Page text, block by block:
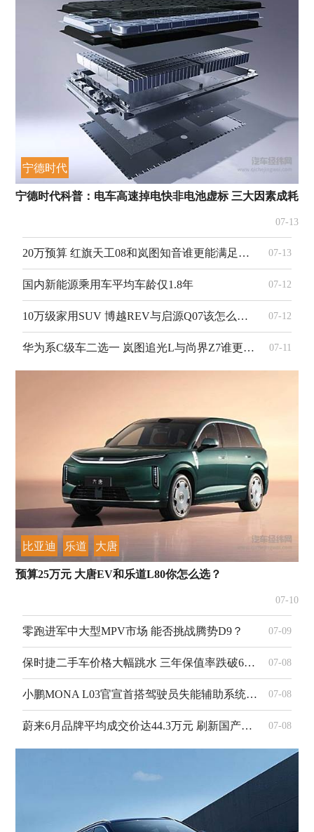
宁德时代
宁德时代科普：电车高速掉电快非电池虚标 三大因素成耗电
07-13
20万预算 红旗天工08和岚图知音谁更能满足你的需求？ 07-13
国内新能源乘用车平均车龄仅1.8年 07-12
10万级家用SUV 博越REV与启源Q07该怎么选？ 07-12
华为系C级车二选一 岚图追光L与尚界Z7谁更有竞争力？ 07-11
比亚迪 乐道 大唐
预算25万元 大唐EV和乐道L80你怎么选？
07-10
零跑进军中大型MPV市场 能否挑战腾势D9？ 07-09
保时捷二手车价格大幅跳水 三年保值率跌破60% 07-08
小鹏MONA L03官宣首搭驾驶员失能辅助系统 筑牢全场景出行安全防线 07-08
蔚来6月品牌平均成交价达44.3万元 刷新国产豪华汽车价格新高 07-08